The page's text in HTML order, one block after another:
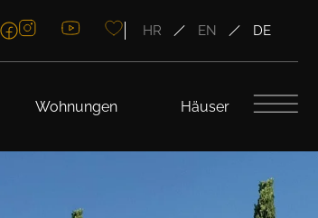
HR EN DE
Wohnungen Häuser